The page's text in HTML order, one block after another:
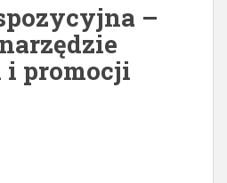
–
i promocji